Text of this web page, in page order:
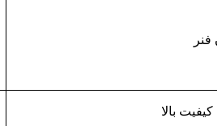
فنر
بالا